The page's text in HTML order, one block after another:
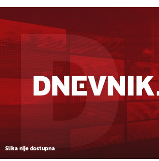
Slika nije dostupna